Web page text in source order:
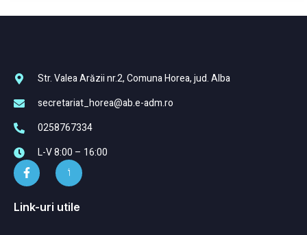
Str. Valea Arăzii nr.2, Comuna Horea, jud. Alba
secretariat_horea@ab.e-adm.ro
0258767334
L-V 8:00 – 16:00
Link-uri utile